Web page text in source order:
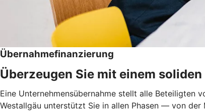
Übernahmefinanzierung
Überzeugen Sie mit einem
Eine Unternehmensübernahme stellt alle Beteiligten
Westallgäu unterstützt Sie in allen Phasen — von